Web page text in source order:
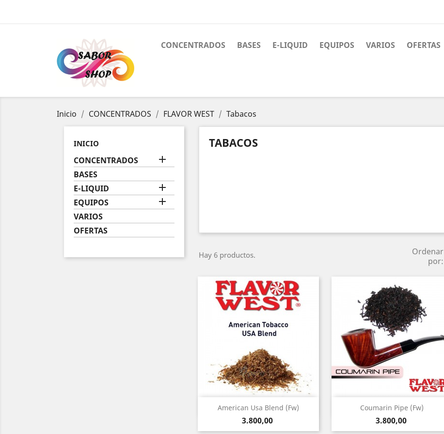
CONCENTRADOS BASES E-LIQUID EQUIPOS VARIOS OFERTAS
Inicio CONCENTRADOS FLAVOR WEST Tabacos
INICIO
CONCENTRADOS 
BASES
E-LIQUID

EQUIPOS 
VARIOS
OFERTAS
TABACOS
Hay 6 productos.
Ordenar
por:
American Usa Blend (Fw)
Precio
3.800,00
Vista rápida Coumarin Pipe (Fw)
Precio
3.800,00
Vista rápida